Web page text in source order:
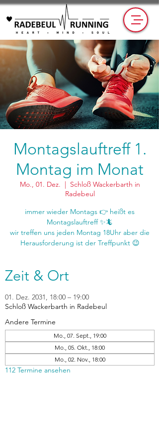
Montagslauftreff 1.
Montag im Monat
Mo., 01. Dez.
  |
Schloß Wackerbarth in
Radebeul
immer wieder Montags 👉 heißt es
Montagslauftreff ✨🦎
wir treffen uns jeden Montag 18Uhr aber die
Zeit & Ort
01. Dez. 2031, 18:00 – 19:00
Schloß Wackerbarth in Radebeul
Andere Termine
Mo., 07. Sept., 19:00
Mo., 05. Okt., 18:00
Mo., 02. Nov., 18:00
112 Termine ansehen